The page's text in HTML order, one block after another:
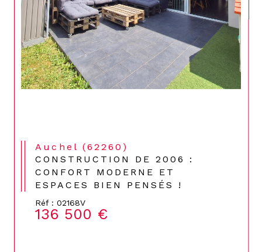
Auchel (62260)
CONSTRUCTION DE 2006 :
CONFORT MODERNE ET
ESPACES BIEN PENSÉS !
Réf : 02168V
136 500 €